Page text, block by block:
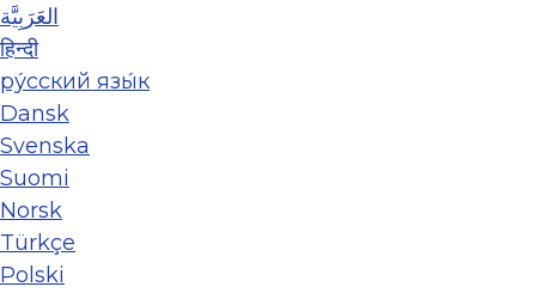
العَرَبِيَّة
हिन्दी
ру́сский язы́к
Dansk
Svenska
Suomi
Norsk
Türkçe
Polski